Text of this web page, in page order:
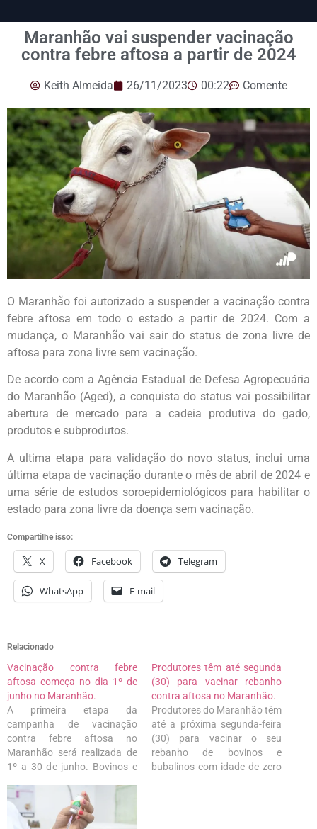
Maranhão vai suspender vacinação
contra febre aftosa a partir de 2024
Keith Almeida 26/11/2023 00:22 Comente
O Maranhão foi autorizado a suspender a vacinação contra
febre aftosa em todo o estado a partir de 2024. Com a
mudança, o Maranhão vai sair do status de zona livre de
aftosa para zona livre sem vacinação.
De acordo com a Agência Estadual de Defesa Agropecuária
do Maranhão (Aged), a conquista do status vai possibilitar
abertura de mercado para a cadeia produtiva do gado,
produtos e subprodutos.
A ultima etapa para validação do novo status, inclui uma
última etapa de vacinação durante o mês de abril de 2024 e
uma série de estudos soroepidemiológicos para habilitar o
estado para zona livre da doença sem vacinação.
Compartilhe isso:
X Facebook Telegram
WhatsApp E-mail
Relacionado
Vacinação contra febre
aftosa começa no dia 1º de
junho no Maranhão.
A primeira etapa da
campanha de vacinação
contra febre aftosa no
Maranhão será realizada de
1º a 30 de junho. Bovinos e
devem ser vacinados durante
essa etapa. Segundo a
Agência Estadual de Defesa
Produtores têm até segunda
(30) para vacinar rebanho
contra aftosa no Maranhão.
Produtores do Maranhão têm
até a próxima segunda-feira
(30) para vacinar o seu
rebanho de bovinos e
bubalinos com idade de zero